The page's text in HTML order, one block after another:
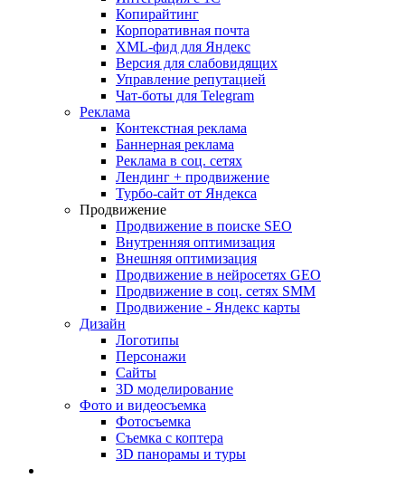
Копирайтинг
Корпоративная почта
XML-фид для Яндекс
Версия для слабовидящих
Управление репутацией
Чат-боты для Telegram
Реклама
Контекстная реклама
Баннерная реклама
Реклама в соц. сетях
Лендинг + продвижение
Турбо-сайт от Яндекса
Продвижение
Продвижение в поиске SEO
Внутренняя оптимизация
Внешняя оптимизация
Продвижение в нейросетях GEO
Продвижение в соц. сетях SMM
Продвижение - Яндекс карты
Дизайн
Логотипы
Персонажи
Сайты
3D моделирование
Фото и видеосъемка
Фотосъемка
Съемка с коптера
3D панорамы и туры